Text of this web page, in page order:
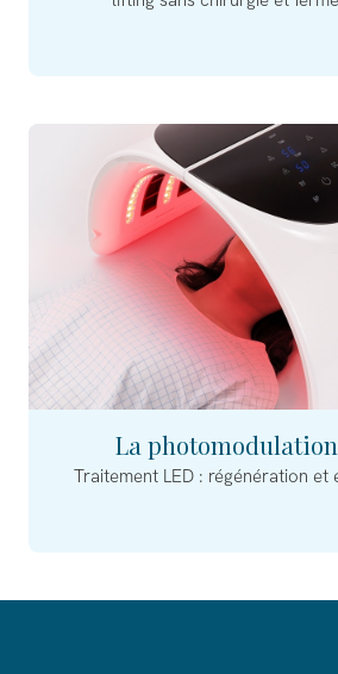
La
Traitement LED : régénération et